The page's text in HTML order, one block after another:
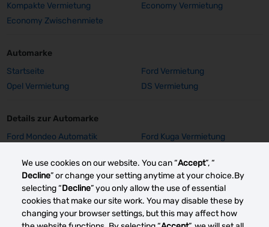
We use cookies on our website. You can “Accept”, “
Decline” or change your setting anytime at your choice.By
selecting “Decline” you only allow the use of essential
cookies that make our site work. You may disable these by
changing your browser settings, but this may affect how
Kompakte Vermietung
Economy Vermietung
Economy Zwischenmiete
Automarke
Startseite
Ford Vermietung
Opel Vermietung
DS Vermietung
Details zur Automarke
Ford Mondeo Automatik
Ford Kuga Vermietung
Ford Focus SW Vermietung
Ford Focus GPS Vermietung
Ford Focus Aut. Vermietung
Ford Fiesta Vermietung
Opel Insignia Vermietung
Opel Corsa E Vermietung
Mehr sehen